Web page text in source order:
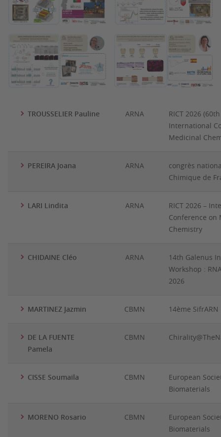
TROUSSELIER Pauline ARNA
RICT 2026
International
Medicinal
PEREIRA Joana ARNA
congrès
Chimique de
LARI Lindita ARNA
RICT 2026 –
Conference on
Chemistry
CHIDAINE Cléo ARNA
14th Galenus
Workshop :
2026
MARTINEZ Jazmin CBMN 14ème SifrARN
DE LA FUENTE
Pamela
CBMN
CISSE Soumaila CBMN
European
Biomaterials
MORENO Rosario CBMN
European
Biomaterials